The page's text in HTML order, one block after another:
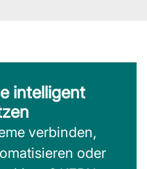
intelligent
verbinden,
oder